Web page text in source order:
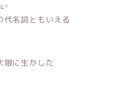
＞
代名詞ともいえる
限に生かした